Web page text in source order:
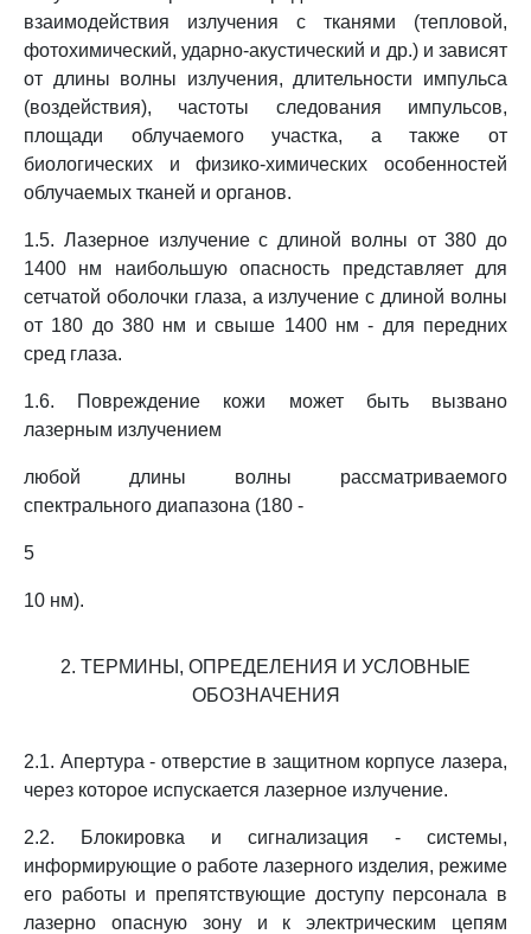
взаимодействия излучения с тканями (тепловой,
фотохимический, ударно-акустический и др.) и зависят
от длины волны излучения, длительности импульса
(воздействия), частоты следования импульсов,
площади облучаемого участка, а также от
биологических и физико-химических особенностей
облучаемых тканей и органов.
1.5. Лазерное излучение с длиной волны от 380 до
1400 нм наибольшую опасность представляет для
сетчатой оболочки глаза, а излучение с длиной волны
от 180 до 380 нм и свыше 1400 нм - для передних
сред глаза.
1.6. Повреждение кожи может быть вызвано
лазерным излучением
любой длины волны рассматриваемого
спектрального диапазона (180 -
5
10 нм).
2. ТЕРМИНЫ, ОПРЕДЕЛЕНИЯ И УСЛОВНЫЕ
ОБОЗНАЧЕНИЯ
2.1. Апертура - отверстие в защитном корпусе лазера,
через которое испускается лазерное излучение.
2.2. Блокировка и сигнализация - системы,
информирующие о работе лазерного изделия, режиме
его работы и препятствующие доступу персонала в
лазерно опасную зону и к электрическим цепям